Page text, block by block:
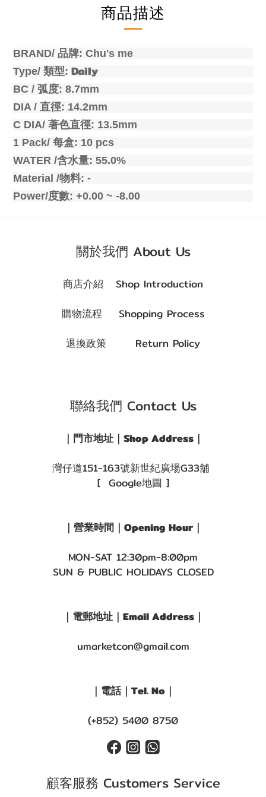
商品描述
BRAND/ 品牌: Chu's me
Type/ 類型: Daily
BC / 弧度: 8.7mm
DIA / 直徑: 14.2mm
C DIA/ 著色直徑: 13.5mm
1 Pack/ 每盒: 10 pcs
WATER /含水量: 55.0%
Material /物料: -
Power/度數: +0.00 ~ -8.00
關於我們 About Us
商店介紹 Shop Introduction
購物流程 Shopping Process
退換政策 Return Policy
聯絡我們 Contact Us
｜門市地址｜Shop Address｜
灣仔道151-163號新世紀廣場G33舖
[ Google地圖 ]
｜營業時間｜Opening Hour｜
MON-SAT 12:30pm-8:00pm
SUN & PUBLIC HOLIDAYS CLOSED
｜電郵地址｜Email Address｜
umarketcon@gmail.com
｜電話｜Tel. No｜
(+852) 5400 8750
顧客服務 Customers Service